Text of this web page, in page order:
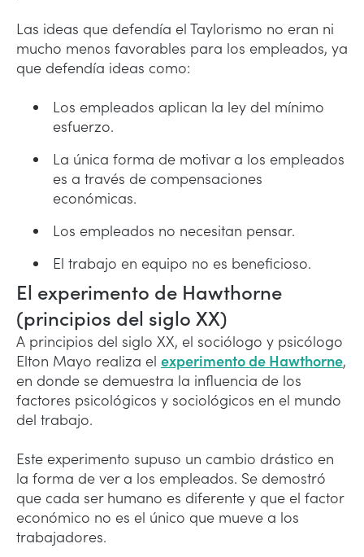
Las ideas que defendía el Taylorismo no eran ni
mucho menos favorables para los empleados, ya
que defendía ideas como:
Los empleados aplican la ley del mínimo
esfuerzo.
La única forma de motivar a los empleados
es a través de compensaciones
económicas.
Los empleados no necesitan pensar.
El trabajo en equipo no es beneficioso.
El experimento de Hawthorne
(principios del siglo XX)
A principios del siglo XX, el sociólogo y psicólogo
Elton Mayo realiza el experimento de Hawthorne,
en donde se demuestra la influencia de los
factores psicológicos y sociológicos en el mundo
del trabajo.
Este experimento supuso un cambio drástico en
la forma de ver a los empleados. Se demostró
que cada ser humano es diferente y que el factor
económico no es el único que mueve a los
trabajadores.